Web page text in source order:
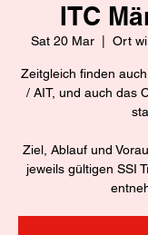
ITC
Sat 20 Mar Ort
Zeitgleich finden
/ AIT, und auch das
Ziel, Ablauf und
jeweils gültigen SSI